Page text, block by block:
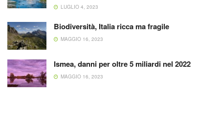
LUGLIO 4, 2023
Biodiversità, Italia ricca ma fragile
MAGGIO 16, 2023
Ismea, danni per oltre 5 miliardi nel 2022
MAGGIO 16, 2023